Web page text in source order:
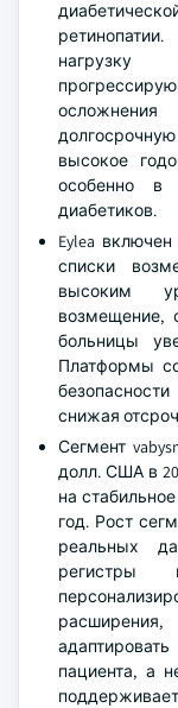
нагрузку
высокое
особенно в
диабетиков.
Eylea
списки
высоким
возмещение,
больницы
Платформы
снижая
Сегмент
долл. США в
на
год. Рост
реальных
регистры
пациента, а